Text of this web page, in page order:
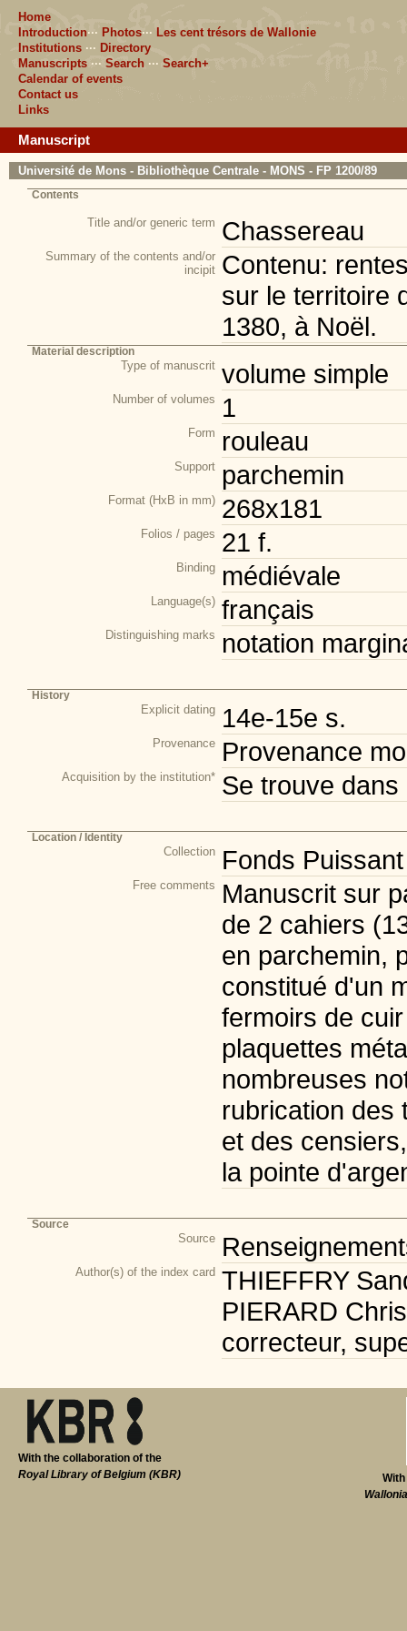
Home
Introduction··· Photos··· Les cent trésors de Wallonie
Institutions ··· Directory
Manuscripts ··· Search ··· Search+
Calendar of events
Contact us
Links
Manuscript
Université de Mons - Bibliothèque Centrale - MONS - FP 1200/89
Contents
Title and/or generic term Chassereau
Summary of the contents and/or
incipit Contenu:
sur le territoire
1380, à Noël.
Material description
Type of manuscrit volume simple
Number of volumes 1
Form rouleau
Support parchemin
Format (HxB in mm) 268x181
Folios / pages 21 f.
Binding médiévale
Language(s) français
Distinguishing marks notation
History
Explicit dating 14e-15e s.
Provenance Provenance
Acquisition by the institution* Se trouve
Location / Identity
Collection Fonds Puissant
Free comments
Manuscrit sur
de 2 cahiers
en parchemin,
constitué d'un
fermoirs de
plaquettes
nombreuses
rubrication des
et des
la pointe
Source
Source
Author(s) of the index card THIEFFRY
PIERARD
correcteur,
With the collaboration of the
Royal Library of Belgium (KBR)